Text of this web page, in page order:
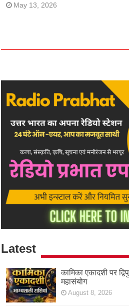
May 13, 2026
Latest
कामिका एकादशी पर
महासंयोग
August 8, 2026